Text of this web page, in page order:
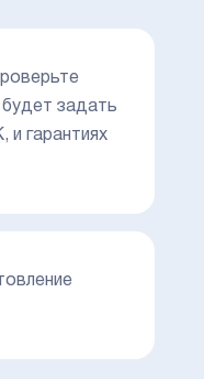
задать
гарантиях